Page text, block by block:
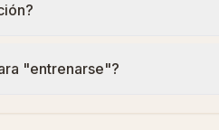
"entrenarse"?